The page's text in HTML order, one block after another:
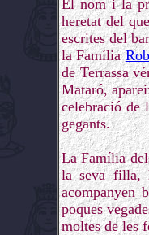
El nom i la
heretat del
escrites del
la Família
de Terrassa
Mataró,
celebració de
gegants.
La Família
la seva
acompanyen
poques
moltes de les